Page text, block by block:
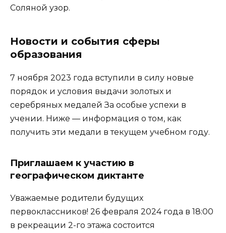
Соляной узор.
Новости и события сферы
образования
7 ноября 2023 года вступили в силу новые
порядок и условия выдачи золотых и
серебряных медалей За особые успехи в
учении. Ниже — информация о том, как
получить эти медали в текущем учебном году.
Приглашаем к участию в
географическом диктанте
Уважаемые родители будущих
первоклассников! 26 февраля 2024 года в 18:00
в рекреации 2-го этажа состоится